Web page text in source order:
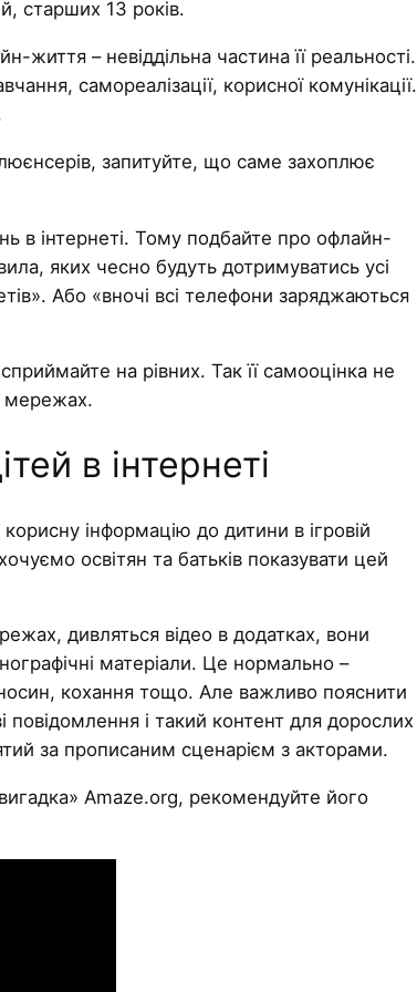
старших 13 років.
життя – невіддільна частина її реальності.
самореалізації, корисної комунікації.
запитуйте, що саме захоплює
в інтернеті. Тому подбайте про офлайн-
яких чесно будуть дотримуватись усі
Або «вночі всі телефони заряджаються
на рівних. Так її самооцінка не
мережах.
в інтернеті
інформацію до дитини в ігровій
освітян та батьків показувати цей
дивляться відео в додатках, вони
матеріали. Це нормально –
кохання тощо. Але важливо пояснити
і такий контент для дорослих
за прописаним сценарієм з акторами.
Amaze.org, рекомендуйте його